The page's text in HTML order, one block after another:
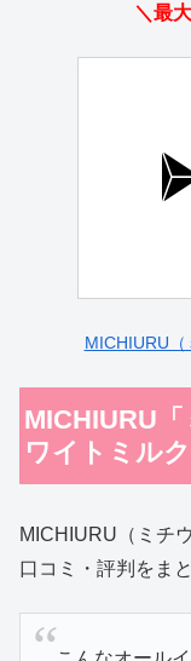
＼最
MICHIURU
MICHIURU
ワイトミル
MICHIURU（ミチ
口コミ・評判をま